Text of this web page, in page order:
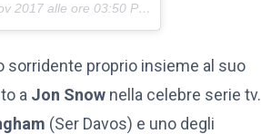
2017 alle ore 03:50 PST
sorridente proprio insieme al suo
a Jon Snow nella celebre serie tv.
(Ser Davos) e uno degli